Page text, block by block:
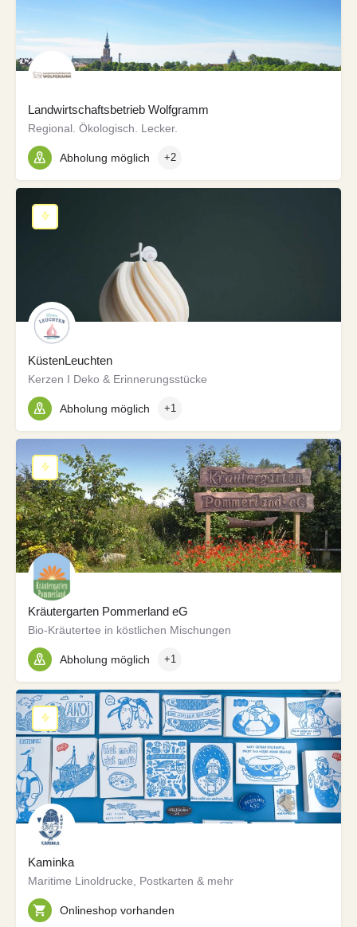
Landwirtschaftsbetrieb Wolfgramm
Regional. Ökologisch. Lecker.
Abholung möglich +2
KüstenLeuchten
Kerzen I Deko & Erinnerungsstücke
Abholung möglich +1
Kräutergarten Pommerland eG
Bio-Kräutertee in köstlichen Mischungen
Abholung möglich +1
Kaminka
Maritime Linoldrucke, Postkarten & mehr
Onlineshop vorhanden